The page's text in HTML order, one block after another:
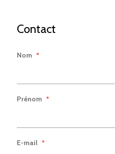
Contact
Nom *
Prénom *
E-mail *